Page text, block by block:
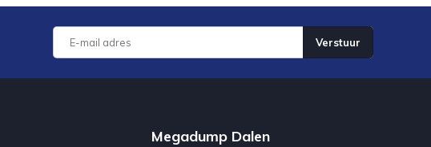
Verstuur
Megadump Dalen